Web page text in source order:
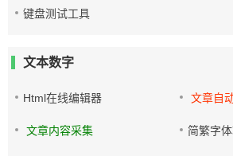
键盘测试工具
文本数字
Html在线编辑器 文章自
文章内容采集 简繁字